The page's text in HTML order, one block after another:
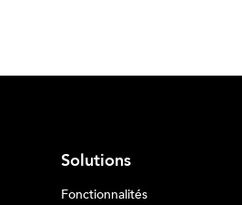
Solutions
Fonctionnalités